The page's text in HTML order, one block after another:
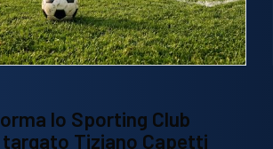
lo Sporting Club
Tiziano Capetti